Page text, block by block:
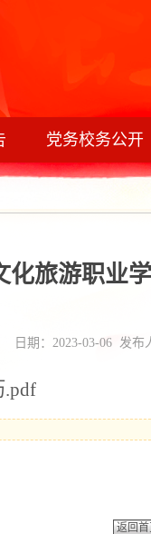
党务校务公开
化旅游职业
日期：2023-03-06 发布
.pdf
返回